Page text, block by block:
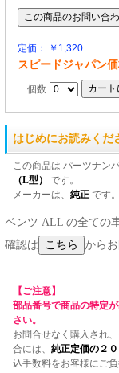
定価： ￥1,320
スピードジャパン価
個数
はじめにお読みくだ
この商品は パーツナン
（L型）
です。
メーカーは、 純正 です。
ベンツ ALL の全ての
確認は
から
【ご注意】
部品番号で商品の特定
さい。
お問合せなく購入され
合には、 純正定価の２
込手数料をお客様にご